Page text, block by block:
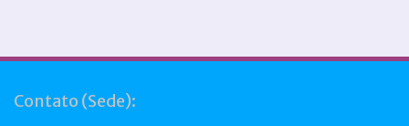
Contato (Sede):